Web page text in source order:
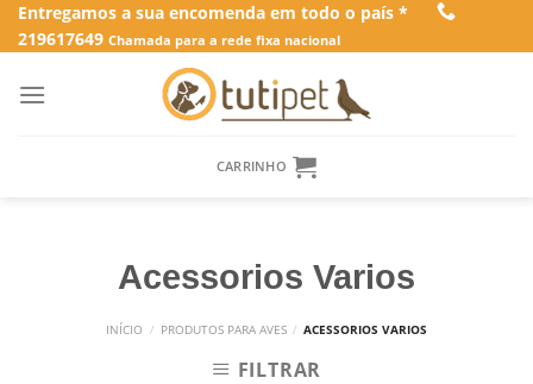
SkipEntregamos a sua encomenda em todo o país *
219617649 Chamada para a rede fixa nacional
CARRINHO
Acessorios Varios
INÍCIO / PRODUTOS PARA AVES / ACESSORIOS VARIOS
FILTRAR